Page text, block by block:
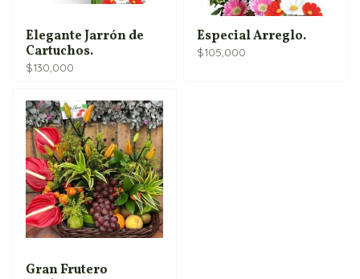
Elegante Jarrón de
Cartuchos.
$130,000
Especial Arreglo.
$105,000
Gran Frutero